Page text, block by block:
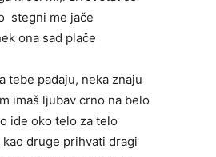
stegni me jače
ona sad plače
tebe padaju, neka znaju
imaš ljubav crno na belo
ide oko telo za telo
kao druge prihvati dragi